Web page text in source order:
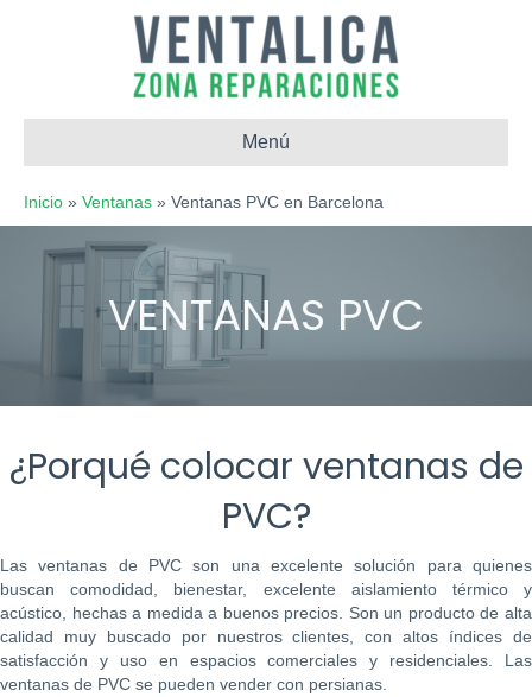
Menú
Inicio » Ventanas » Ventanas PVC en Barcelona
¿Porqué colocar ventanas de
PVC?
Las ventanas de PVC son una excelente solución para quienes
buscan comodidad, bienestar, excelente aislamiento térmico y
acústico, hechas a medida a buenos precios. Son un producto de alta
calidad muy buscado por nuestros clientes, con altos índices de
satisfacción y uso en espacios comerciales y residenciales. Las
ventanas de PVC se pueden vender con persianas.